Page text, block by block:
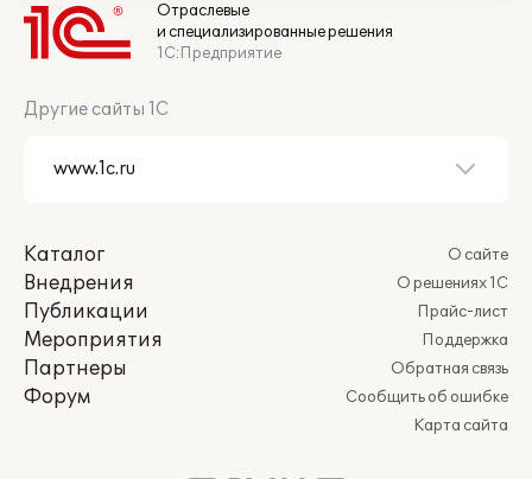
Отраслевые
и специализированные решения
1С:Предприятие
Другие сайты 1С
Каталог
Внедрения
Публикации
Мероприятия
Партнеры
Форум
О сайте
О решениях 1С
Прайс-лист
Поддержка
Обратная связь
Сообщить об ошибке
Карта сайта